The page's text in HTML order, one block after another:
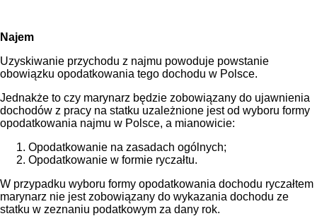
Najem
Uzyskiwanie przychodu z najmu powoduje powstanie
obowiązku opodatkowania tego dochodu w Polsce.
Jednakże to czy marynarz będzie zobowiązany do ujawnienia
dochodów z pracy na statku uzależnione jest od wyboru formy
opodatkowania najmu w Polsce, a mianowicie:
Opodatkowanie na zasadach ogólnych;
Opodatkowanie w formie ryczałtu.
W przypadku wyboru formy opodatkowania dochodu ryczałtem
marynarz nie jest zobowiązany do wykazania dochodu ze
statku w zeznaniu podatkowym za dany rok.